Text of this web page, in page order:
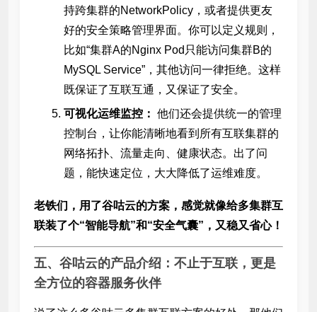
持跨集群的NetworkPolicy，或者提供更友
好的安全策略管理界面。你可以定义规则，
比如“集群A的Nginx Pod只能访问集群B的
MySQL Service”，其他访问一律拒绝。这样
既保证了互联互通，又保证了安全。
可视化运维监控： 他们还会提供统一的管理
控制台，让你能清晰地看到所有互联集群的
网络拓扑、流量走向、健康状态。出了问
题，能快速定位，大大降低了运维难度。
老铁们，用了谷咕云的方案，感觉就像给多集群互
联装了个“智能导航”和“安全气囊”，又稳又省心！
五、谷咕云的产品介绍：不止于互联，更是
全方位的容器服务伙伴